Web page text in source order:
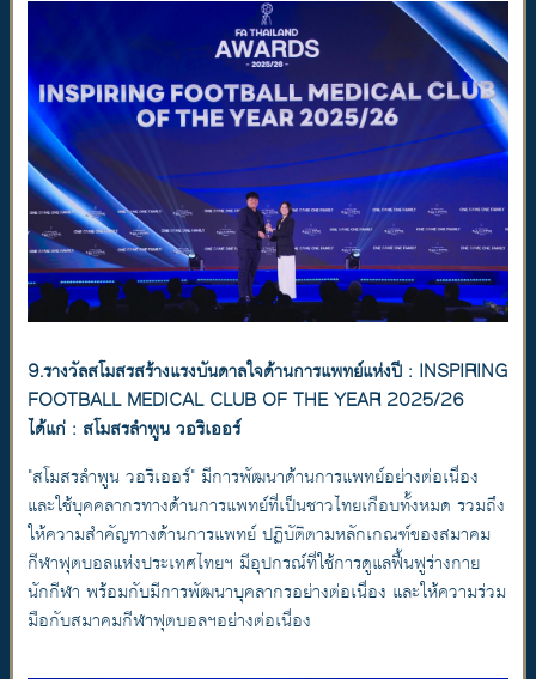
9.รางวัลสโมสรสร้างแรงบันดาลใจด้านการแพทย์แห่งปี : INSPIRING
FOOTBALL MEDICAL CLUB OF THE YEAR 2025/26
ได้แก่ : สโมสรลำพูน วอริเออร์
"สโมสรลำพูน วอริเออร์" มีการพัฒนาด้านการแพทย์อย่างต่อเนื่อง
และใช้บุคคลากรทางด้านการแพทย์ที่เป็นชาวไทยเกือบทั้งหมด รวมถึง
ให้ความสำคัญทางด้านการแพทย์ ปฏิบัติตามหลักเกณฑ์ของสมาคม
กีฬาฟุตบอลแห่งประเทศไทยฯ มีอุปกรณ์ที่ใช้การดูแลฟื้นฟูร่างกาย
นักกีฬา พร้อมกับมีการพัฒนาบุคลากรอย่างต่อเนื่อง และให้ความร่วม
มือกับสมาคมกีฬาฟุตบอลฯอย่างต่อเนื่อง